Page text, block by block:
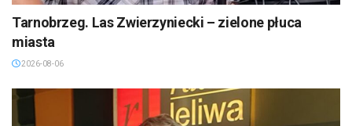
Tarnobrzeg. Las Zwierzyniecki – zielone płuca
miasta
2026-08-06